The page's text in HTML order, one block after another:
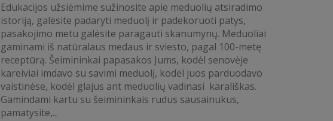
Edukacijos užsiėmime sužinosite apie meduolių atsiradimo
istoriją, galėsite padaryti meduolį ir padekoruoti patys,
pasakojimo metu galėsite paragauti skanumynų. Meduoliai
gaminami iš natūralaus medaus ir sviesto, pagal 100-metę
receptūrą. Šeimininkai papasakos Jums, kodėl senovėje
kareiviai imdavo su savimi meduolį, kodėl juos parduodavo
vaistinėse, kodėl glajus ant meduolių vadinasi karališkas.
Gamindami kartu su šeimininkais rudus sausainukus,
pamatysite,...